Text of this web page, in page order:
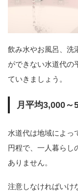
飲み水やお風呂、洗
ができない水道代の
ていきましょう。
月平均3,000～
水道代は地域によっ
円程で、一人暮らし
ありません。
注意しなければいけ